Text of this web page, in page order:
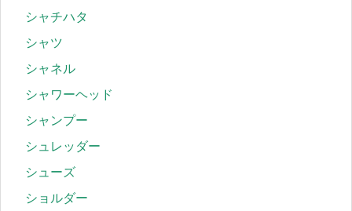
シャチハタ
シャツ
シャネル
シャワーヘッド
シャンプー
シュレッダー
シューズ
ショルダー